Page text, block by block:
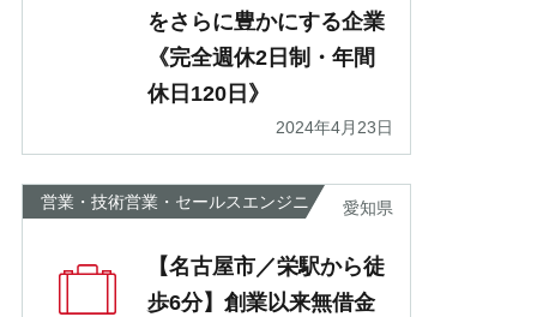
をさらに豊かにする企業
《完全週休2日制・年間
休日120日》
2024年4月23日
営業・技術営業・セールスエンジニ
愛知県
【名古屋市／栄駅から徒
歩6分】創業以来無借金